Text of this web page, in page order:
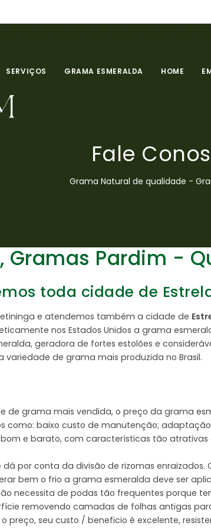
SERVIÇOS GRAMA ESMERALDA HOME
Fale
Grama Natural de qualidade -
Gramas Pardim -
toda cidade de
e atendemos também a cidade de
nos Estados Unidos a grama
geradora de fortes estolões e
variedade de grama mais produzida no Brasil.
de grama mais vendida, o preço da grama
como: baixo custo de manutenção;
e barato, com características tão
por conta da divisão de rizomas
bem o frio a grama esmeralda deve ser
necessita de podas tão frequentes porque
removendo camadas de folhas antigas
seu custo / beneficio é excelente,